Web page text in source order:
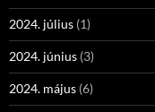
2024. július (1)
2024. június (3)
2024. május (6)